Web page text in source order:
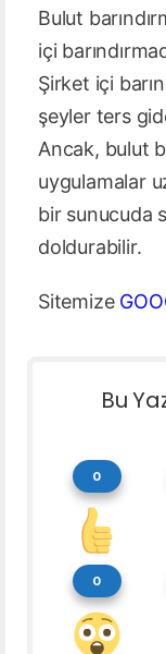
Bulut
içi
Şirket içi
şeyler ters
Ancak, bulut
uygulamalar
bir sunucuda
doldurabilir.
Sitemize
Bu
0
0